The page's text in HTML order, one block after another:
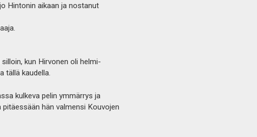
Hintonin aikaan ja nostanut
kun Hirvonen oli helmi-
tällä kaudella.
kulkeva pelin ymmärrys ja
hän valmensi Kouvojen